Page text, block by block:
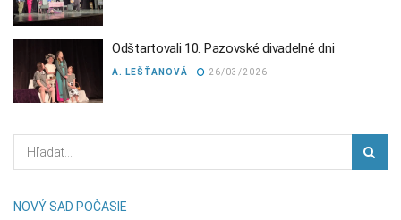
Odštartovali 10. Pazovské divadelné dni
A. LEŠŤANOVÁ 26/03/2026
NOVÝ SAD POČASIE